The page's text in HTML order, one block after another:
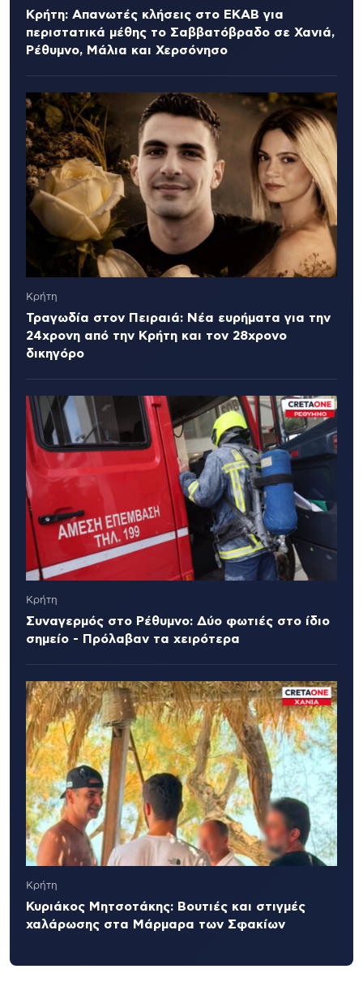
Κρήτη: Απανωτές κλήσεις στο ΕΚΑΒ για
περιστατικά μέθης το Σαββατόβραδο σε Χανιά,
Ρέθυμνο, Μάλια και Χερσόνησο
Κρήτη
Τραγωδία στον Πειραιά: Νέα ευρήματα για την
24χρονη από την Κρήτη και τον 28χρονο
δικηγόρο
Κρήτη
Συναγερμός στο Ρέθυμνο: Δύο φωτιές στο ίδιο
σημείο - Πρόλαβαν τα χειρότερα
Κρήτη
Κυριάκος Μητσοτάκης: Βουτιές και στιγμές
χαλάρωσης στα Μάρμαρα των Σφακίων